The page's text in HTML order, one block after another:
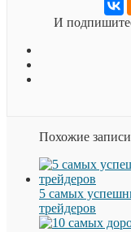
И
Похожие записи
5 самых
трейдеров